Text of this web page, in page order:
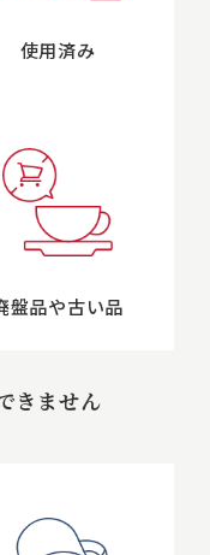
使用済み
盤品や古い品
きません